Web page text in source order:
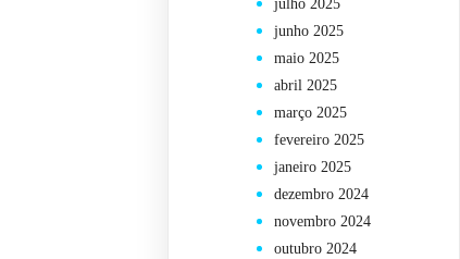
julho 2025
junho 2025
maio 2025
abril 2025
março 2025
fevereiro 2025
janeiro 2025
dezembro 2024
novembro 2024
outubro 2024